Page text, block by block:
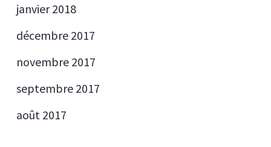
janvier 2018
décembre 2017
novembre 2017
septembre 2017
août 2017